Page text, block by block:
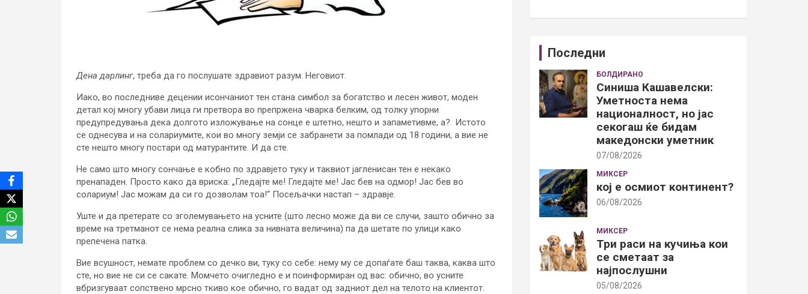
Дена дарлинг, треба да го послушате здравиот разум. Неговиот.
Иако, во последниве децении исончаниот тен стана симбол за богатство и лесен живот, моден
детал кој многу убави лица ги претвора во препржена чварка белким, од толку упорни
предупредувања дека долгото изложување на сонце е штетно, нешто и запаметивме, а? Истото
се однесува и на солариумите, кои во многу земји се забранети за помлади од 18 години, а вие не
сте нешто многу постари од матурантите. И да сте.
Не само што многу сончање е кобно по здравјето туку и таквиот јагленисан тен е некако
пренападен. Просто како да вриска: „Гледајте ме! Гледајте ме! Јас бев на одмор! Јас бев во
солариум! Јас можам да си го дозволам тоа!“ Посељачки настап – здравје.
Уште и да претерате со зголемувањето на усните (што лесно може да ви се случи, зашто обично за
време на третманот се нема реална слика за нивната величина) па да шетате по улици како
препечена патка.
Вие всушност, немате проблем со дечко ви, туку со себе: нему му се допаѓате баш таква, каква што
сте, но вие не си се сакате. Момчето очигледно е и поинформиран од вас: обично, во усните
вбризгуваат сопствено мрсно ткиво кое обично, го вадат од задниот дел на телото на клиентот.
Последни
БОЛДИРАНО
Синиша Кашавелски:
Уметноста нема
националност, но јас
секогаш ќе бидам
македонски уметник
07/08/2026
МИКСЕР
кој е осмиот континент?
06/08/2026
МИКСЕР
Три раси на кучиња кои
се сметаат за
најпослушни
05/08/2026